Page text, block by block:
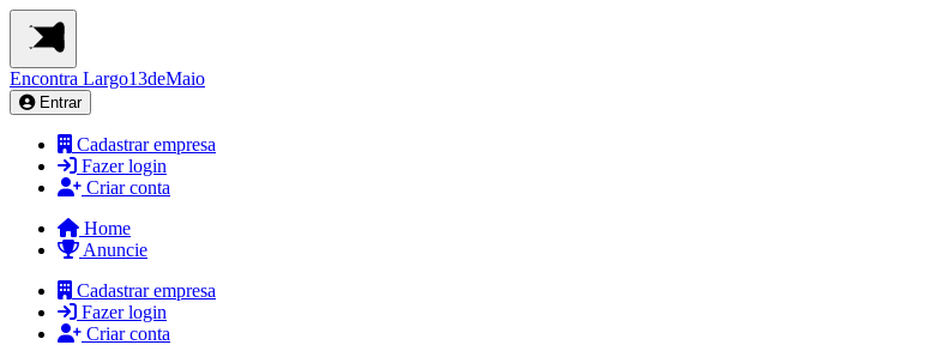
Encontra Largo13deMaio
Entrar
Cadastrar empresa
Fazer login
Criar conta
Home
Anuncie
Cadastrar empresa
Fazer login
Criar conta